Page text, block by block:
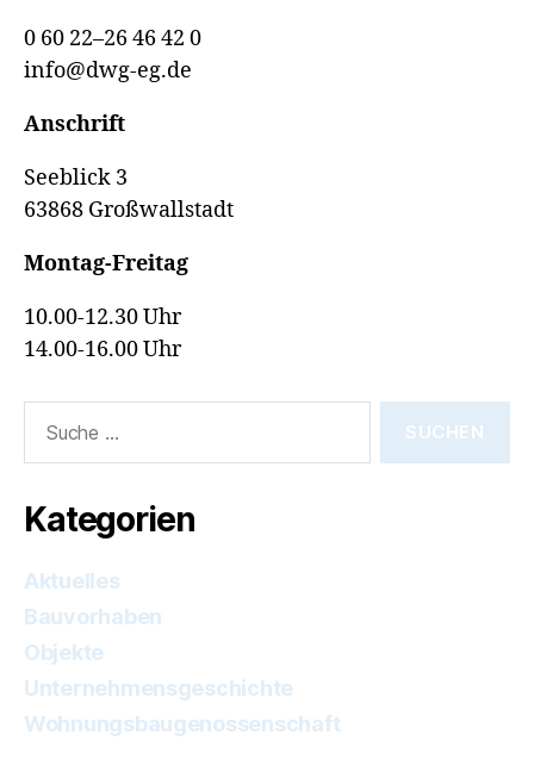
0 60 22–26 46 42 0
info@dwg-eg.de
Anschrift
Seeblick 3
63868 Großwallstadt
Montag-Freitag
10.00-12.30 Uhr
14.00-16.00 Uhr
nach:
Kategorien
Aktuelles
Bauvorhaben
Objekte
Unternehmensgeschichte
Wohnungsbaugenossenschaft